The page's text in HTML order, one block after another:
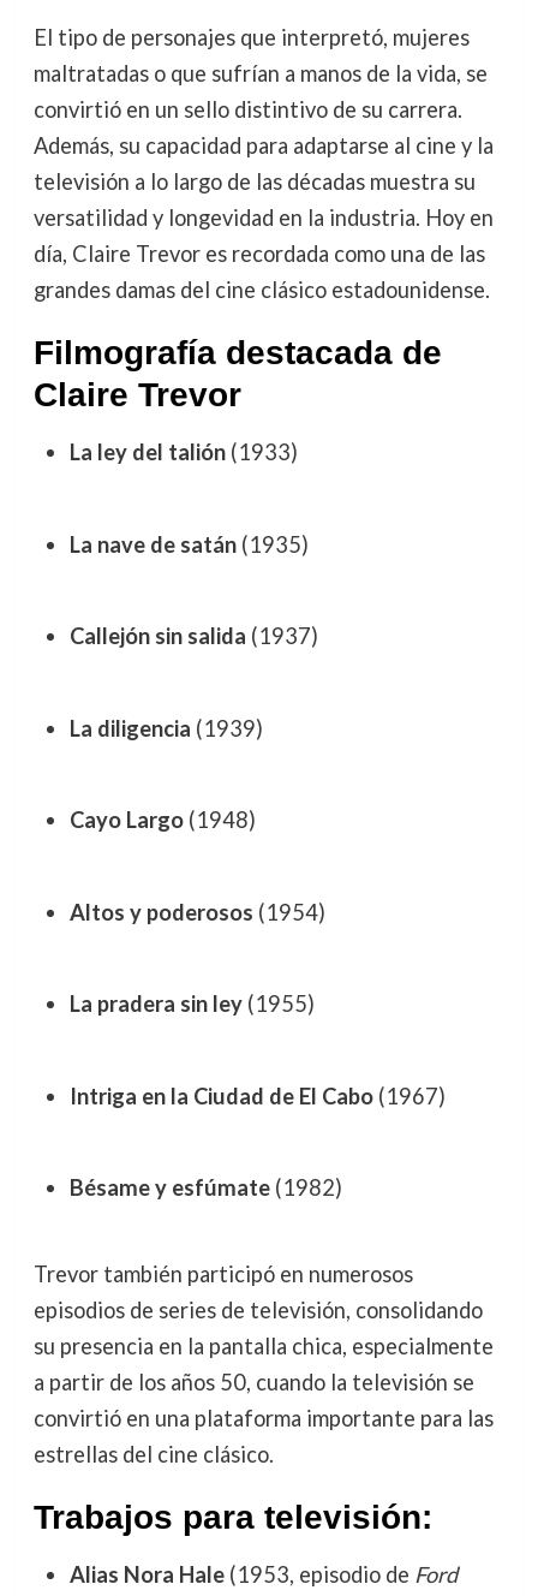
El tipo de personajes que interpretó, mujeres
maltratadas o que sufrían a manos de la vida, se
convirtió en un sello distintivo de su carrera.
Además, su capacidad para adaptarse al cine y la
televisión a lo largo de las décadas muestra su
versatilidad y longevidad en la industria. Hoy en
día, Claire Trevor es recordada como una de las
grandes damas del cine clásico estadounidense.
Filmografía destacada de
Claire Trevor
La ley del talión(1933)
La nave de satán(1935)
Callejón sin salida (1937)
La diligencia (1939)
Cayo Largo(1948)
Altos y poderosos (1954)
La pradera sin ley(1955)
Intriga en la Ciudad de El Cabo(1967)
Bésame y esfúmate(1982)
Trevor también participó en numerosos
episodios de series de televisión, consolidando
su presencia en la pantalla chica, especialmente
a partir de los años 50, cuando la televisión se
convirtió en una plataforma importante para las
estrellas del cine clásico.
Trabajos para televisión:
Alias Nora Hale(1953, episodio de Ford